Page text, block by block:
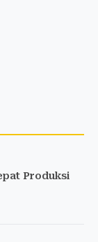
Produksi